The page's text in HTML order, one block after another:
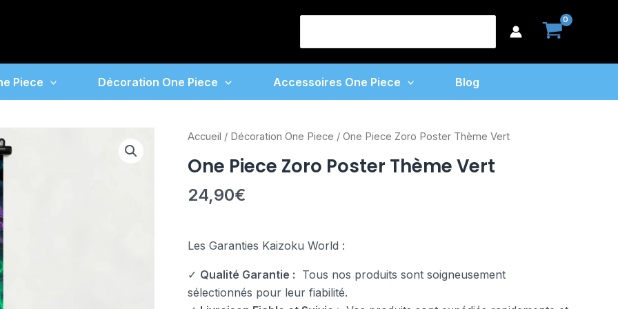
Piece Décoration One Piece Accessoires One Piece Blog
Accueil / Décoration One Piece / One Piece Zoro Poster Thème Vert
One Piece Zoro Poster Thème Vert
24,90€
Les Garanties Kaizoku World :
✓ Qualité Garantie : Tous nos produits sont soigneusement
sélectionnés pour leur fiabilité.
quantité
One
Piece
Zoro
Thème